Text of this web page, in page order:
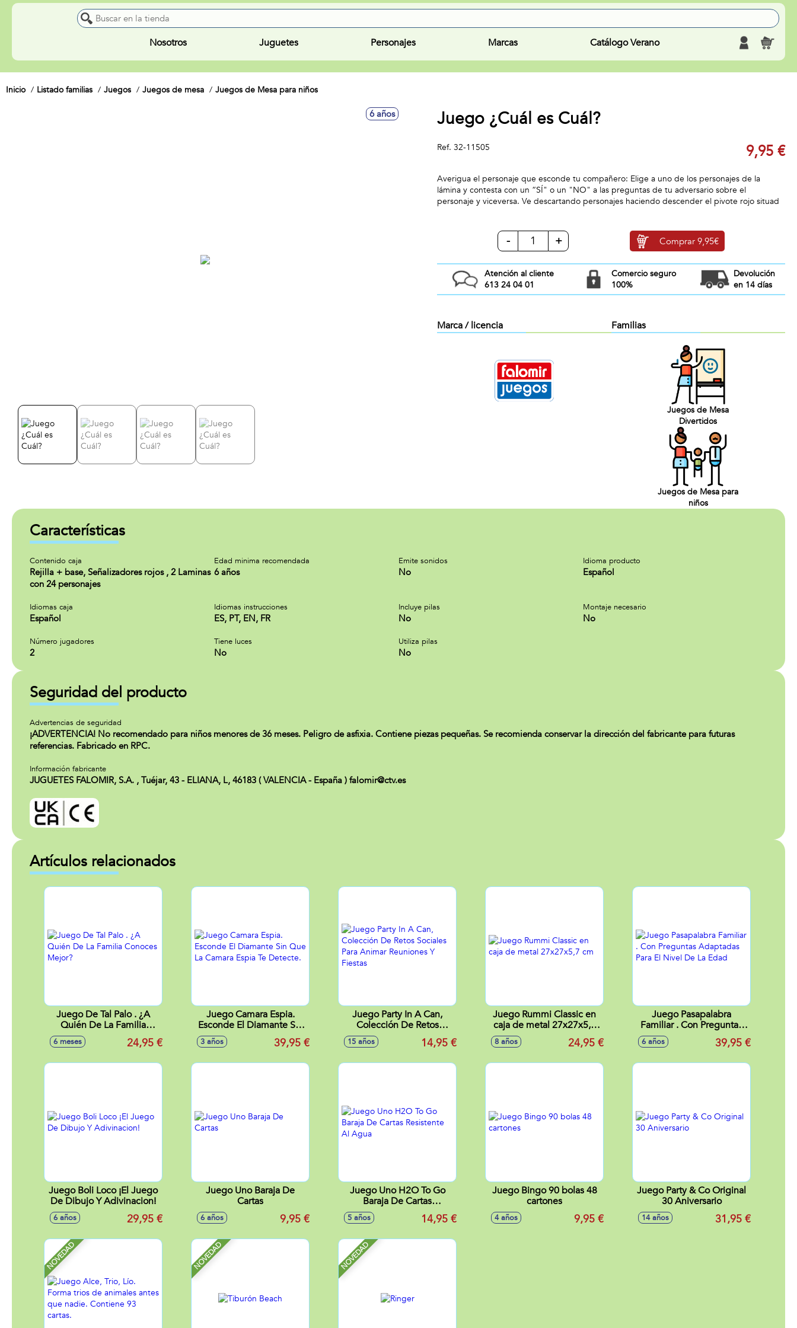
Nosotros Juguetes Personajes Marcas Catálogo Verano
Inicio Listado familias Juegos Juegos de mesa Juegos de Mesa para niños
6 años Juego ¿Cuál es Cuál?
Ref. 32-11505 9,95 €
Averigua el personaje que esconde tu compañero: Elige a uno de los personajes de la
lámina y contesta con un “SÍ" o un "NO" a las preguntas de tu adversario sobre el
personaje y viceversa. Ve descartando personajes haciendo descender el pivote rojo situad
- + Comprar 9,95€
Atención al cliente
613 24 04 01
Comercio seguro
100%
Devolución
en 14 días
Marca / licencia Familias
Juegos de Mesa
Divertidos
Juegos de Mesa para
niños
Características
Contenido caja
Rejilla + base, Señalizadores rojos , 2 Laminas
con 24 personajes
Edad minima recomendada
6 años
Emite sonidos
No
Idioma producto
Español
Idiomas caja
Español
Idiomas instrucciones
ES, PT, EN, FR
Incluye pilas
No
Montaje necesario
No
Número jugadores
2
Tiene luces
No
Utiliza pilas
No
Seguridad del producto
Advertencias de seguridad
¡ADVERTENCIA! No recomendado para niños menores de 36 meses. Peligro de asfixia. Contiene piezas pequeñas. Se recomienda conservar la dirección del fabricante para futuras
referencias. Fabricado en RPC.
Información fabricante
JUGUETES FALOMIR, S.A. , Tuéjar, 43 - ELIANA, L, 46183 ( VALENCIA - España ) falomir@ctv.es
Artículos relacionados
Juego De Tal Palo . ¿A
Quién De La Familia
Conoces Mejor?
6 meses 24,95 €
Juego Camara Espia.
Esconde El Diamante Sin
Que La Camara Espia Te
3 años 39,95 €
Juego Party In A Can,
Colección De Retos
Sociales Para Animar
Reuniones Y Fiestas
15 años 14,95 €
Juego Rummi Classic en
caja de metal 27x27x5,7
8 años 24,95 €
Juego Pasapalabra
Familiar . Con Preguntas
Adaptadas Para El Nivel
De La Edad
6 años 39,95 €
Juego Boli Loco ¡El Juego
De Dibujo Y Adivinacion!
6 años 29,95 €
Juego Uno Baraja De
Cartas
6 años 9,95 €
Juego Uno H2O To Go
Baraja De Cartas
Resistente Al Agua
5 años 14,95 €
Juego Bingo 90 bolas 48
cartones
4 años 9,95 €
Juego Party & Co Original
30 Aniversario
14 años 31,95 €
NOVEDAD NOVEDAD NOVEDAD